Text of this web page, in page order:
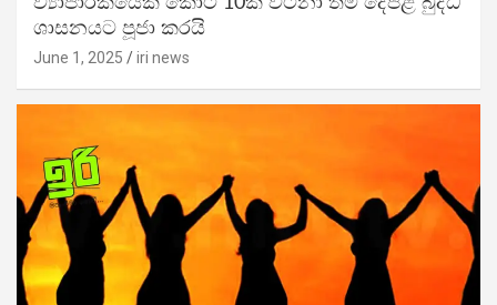
ශාසනයට පූජා කරයි
June 1, 2025 iri news